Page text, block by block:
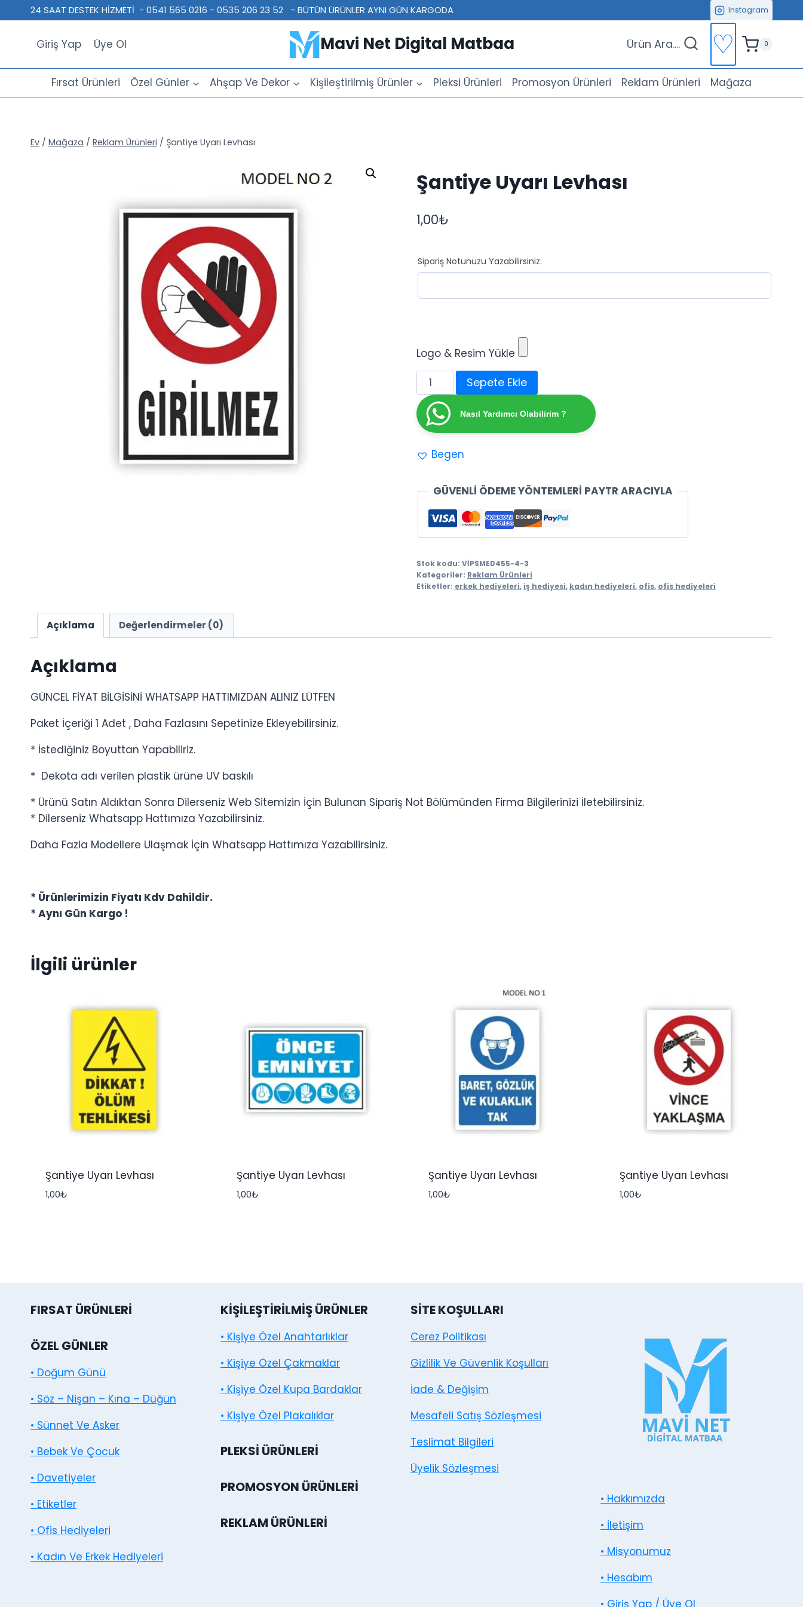
İçeriğe
geç
24 SAAT DESTEK HİZMETİ - 0541 565 0216 - 0535 206 23 52 - BÜTÜN ÜRÜNLER AYNI GÜN KARGODA Instagram
Giriş Yap Üye Ol Mavi Net Digital Matbaa Ürün Ara.... ♡ 0
Fırsat Ürünleri Özel Günler Ahşap Ve Dekor Kişileştirilmiş Ürünler Pleksi Ürünleri Promosyon Ürünleri Reklam Ürünleri Mağaza
Ev / Mağaza / Reklam Ürünleri / Şantiye Uyarı Levhası
Şantiye Uyarı Levhası
1,00₺
Sipariş Notunuzu Yazabilirsiniz.
Logo & Resim Yükle
Şantiye
Uyarı
Levhası
adet
Sepete Ekle
Nasıl Yardımcı Olabilirim ?
Begen
GÜVENLİ ÖDEME YÖNTEMLERİ PAYTR ARACIYLA
Stok kodu: VİPSMED455-4-3
Kategoriler: Reklam Ürünleri
Etiketler: erkek hediyeleri, iş hediyesi, kadın hediyeleri, ofis, ofis hediyeleri
Açıklama Değerlendirmeler (0)
Açıklama
GÜNCEL FİYAT BİLGİSİNİ WHATSAPP HATTIMIZDAN ALINIZ LÜTFEN
Paket İçeriği 1 Adet , Daha Fazlasını Sepetinize Ekleyebilirsiniz.
* İstediğiniz Boyuttan Yapabiliriz.
* Dekota adı verilen plastik ürüne UV baskılı
* Ürünü Satın Aldıktan Sonra Dilerseniz Web Sitemizin İçin Bulunan Sipariş Not Bölümünden Firma Bilgilerinizi İletebilirsiniz.
* Dilerseniz Whatsapp Hattımıza Yazabilirsiniz.
Daha Fazla Modellere Ulaşmak İçin Whatsapp Hattımıza Yazabilirsiniz.
* Ürünlerimizin Fiyatı Kdv Dahildir.
* Aynı Gün Kargo !
İlgili ürünler
Şantiye Uyarı Levhası
1,00₺
Şantiye Uyarı Levhası
1,00₺
Şantiye Uyarı Levhası
1,00₺
Şantiye Uyarı Levhası
1,00₺
FIRSAT ÜRÜNLERI
ÖZEL GÜNLER
• Doğum Günü
• Söz – Nişan – Kına – Düğün
• Sünnet Ve Asker
• Bebek Ve Çocuk
• Davetiyeler
• Etiketler
• Ofis Hediyeleri
• Kadın Ve Erkek Hediyeleri
KIŞILEŞTIRILMIŞ ÜRÜNLER
• Kişiye Özel Anahtarlıklar
• Kişiye Özel Çakmaklar
• Kişiye Özel Kupa Bardaklar
• Kişiye Özel Plakalıklar
PLEKSI ÜRÜNLERI
PROMOSYON ÜRÜNLERI
REKLAM ÜRÜNLERI
SITE KOŞULLARI
Cerez Politikası
Gizlilik Ve Güvenlik Koşulları
İade & Değişim
Mesafeli Satış Sözleşmesi
Teslimat Bilgileri
Üyelik Sözleşmesi
• Hakkımızda
• İletişim
• Misyonumuz
• Hesabım
• Giriş Yap / Üye Ol